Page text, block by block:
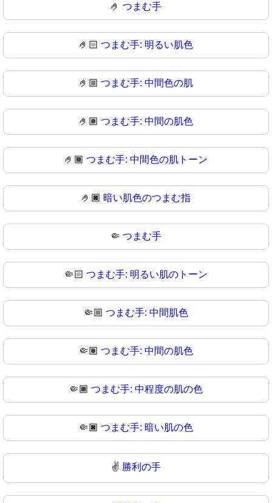
🤌 つまむ手
🤌🏻 つまむ手: 明るい肌色
🤌🏼 つまむ手: 中間色の肌
🤌🏽 つまむ手: 中間の肌色
🤌🏾 つまむ手: 中間色の肌トーン
🤌🏿 暗い肌色のつまむ指
🤏 つまむ手
🤏🏻 つまむ手: 明るい肌のトーン
🤏🏼 つまむ手: 中間肌色
🤏🏽 つまむ手: 中間の肌色
🤏🏾 つまむ手: 中程度の肌の色
🤏🏿 つまむ手: 暗い肌の色
✌️ 勝利の手